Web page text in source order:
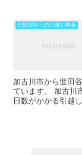
世田谷区への引越し料金
加古川市から世田
ています。 加古川
日数がかかる引越